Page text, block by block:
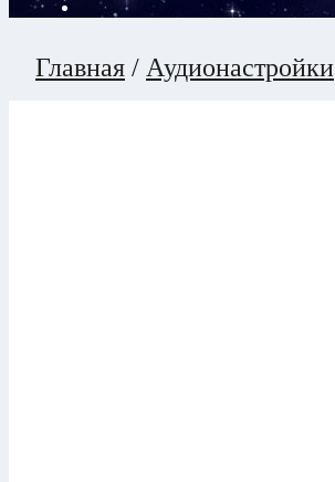
Главная / Аудионастройки